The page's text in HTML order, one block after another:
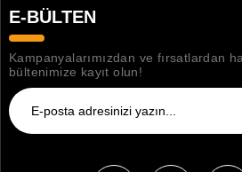
E-BÜLTEN
Kampanyalarımızdan ve fırsatlardan
bültenimize kayıt olun!